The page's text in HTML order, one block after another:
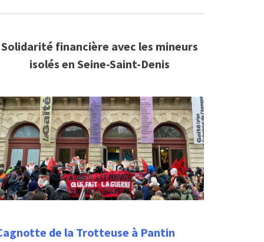
Solidarité financière avec les mineurs
isolés en Seine-Saint-Denis
de la Trotteuse à Pantin